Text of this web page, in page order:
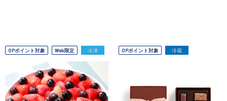
OPポイント対象 Web限定 冷凍 OPポイント対象 冷蔵